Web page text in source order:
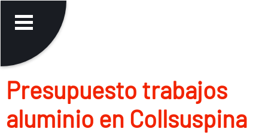
Presupuesto trabajos
aluminio en Collsuspina